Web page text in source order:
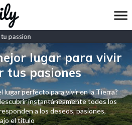
passion
lugar para vivir
tus pasiones
lugar perfecto para vivir en la Tierra?
instantáneamente todos los
a los deseos, pasiones,
el título